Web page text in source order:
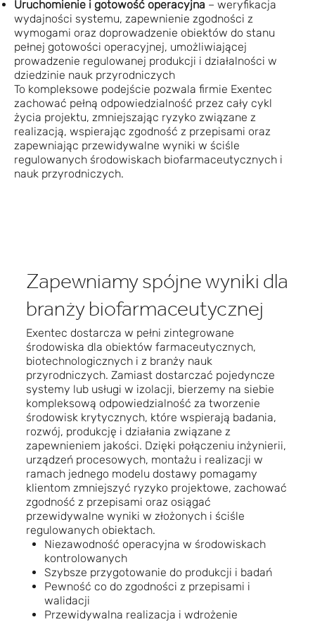
Uruchomienie i gotowość operacyjna – weryfikacja
wydajności systemu, zapewnienie zgodności z
wymogami oraz doprowadzenie obiektów do stanu
pełnej gotowości operacyjnej, umożliwiającej
prowadzenie regulowanej produkcji i działalności w
dziedzinie nauk przyrodniczych
To kompleksowe podejście pozwala firmie Exentec
zachować pełną odpowiedzialność przez cały cykl
życia projektu, zmniejszając ryzyko związane z
realizacją, wspierając zgodność z przepisami oraz
zapewniając przewidywalne wyniki w ściśle
regulowanych środowiskach biofarmaceutycznych i
nauk przyrodniczych.
Zapewniamy spójne wyniki dla
branży biofarmaceutycznej
Exentec dostarcza w pełni zintegrowane
środowiska dla obiektów farmaceutycznych,
biotechnologicznych i z branży nauk
przyrodniczych. Zamiast dostarczać pojedyncze
systemy lub usługi w izolacji, bierzemy na siebie
kompleksową odpowiedzialność za tworzenie
środowisk krytycznych, które wspierają badania,
rozwój, produkcję i działania związane z
zapewnieniem jakości. Dzięki połączeniu inżynierii,
urządzeń procesowych, montażu i realizacji w
ramach jednego modelu dostawy pomagamy
klientom zmniejszyć ryzyko projektowe, zachować
zgodność z przepisami oraz osiągać
przewidywalne wyniki w złożonych i ściśle
regulowanych obiektach.
Niezawodność operacyjna w środowiskach
kontrolowanych
Szybsze przygotowanie do produkcji i badań
Pewność co do zgodności z przepisami i
walidacji
Przewidywalna realizacja i wdrożenie